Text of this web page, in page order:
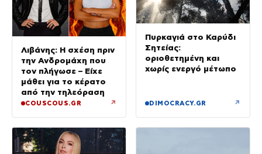
Λιβάνης: Η σχέση πριν
την Ανδρομάχη που
τον πλήγωσε – Είχε
μάθει για το κέρατο
από την τηλεόραση
COUSCOUS.GR ↗
Πυρκαγιά στο Καρύδι
Σητείας:
οριοθετημένη και
χωρίς ενεργό μέτωπο
DIMOCRACY.GR ↗